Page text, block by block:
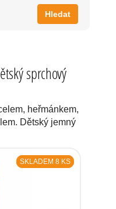
Hledat
sprchový
heřmánkem,
Dětský jemný
SKLADEM 8 KS